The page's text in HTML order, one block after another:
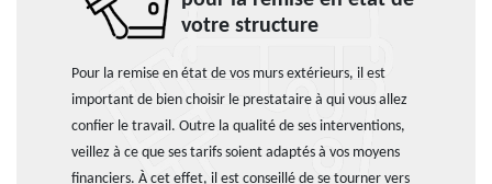
votre structure
Pour la remise en état de vos murs extérieurs, il est
important de bien choisir le prestataire à qui vous allez
confier le travail. Outre la qualité de ses interventions,
veillez à ce que ses tarifs soient adaptés à vos moyens
financiers. À cet effet, il est conseillé de se tourner vers